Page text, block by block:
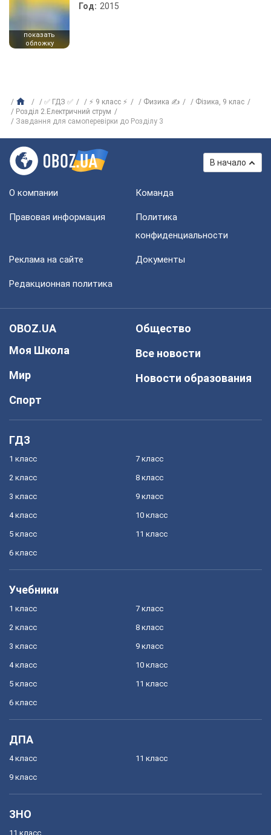
показать
обложку
Год: 2015
✅ ГДЗ ✅ ⚡ 9 класс ⚡ Физика ✍
Фізика, 9 клас
Розділ 2.Електричний струм
Завдання для самоперевірки до Розділу 3
В начало
О компании Команда
Правовая информация
Политика
конфиденциальности
Реклама на сайте Документы
Редакционная политика
OBOZ.UA
Моя Школа
Мир
Спорт
Общество
Все новости
Новости образования
ГДЗ
1 класс
2 класс
3 класс
4 класс
5 класс
6 класс
7 класс
8 класс
9 класс
10 класс
11 класс
Учебники
1 класс
2 класс
3 класс
4 класс
5 класс
6 класс
7 класс
8 класс
9 класс
10 класс
11 класс
ДПА
4 класс
9 класс
11 класс
ЗНО
11 класс